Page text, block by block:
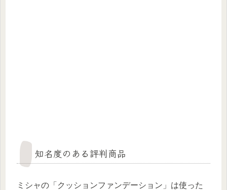
知名度のある評判商品
ミシャの「クッションファンデーション」は使った